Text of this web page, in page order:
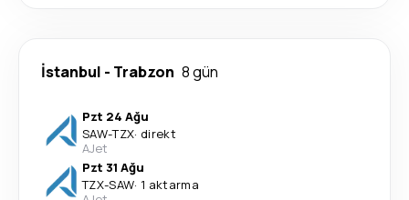
İstanbul - Trabzon 8 gün
Pzt 24 Ağu
SAW-TZX· direkt
AJet
Pzt 31 Ağu
TZX-SAW· 1 aktarma